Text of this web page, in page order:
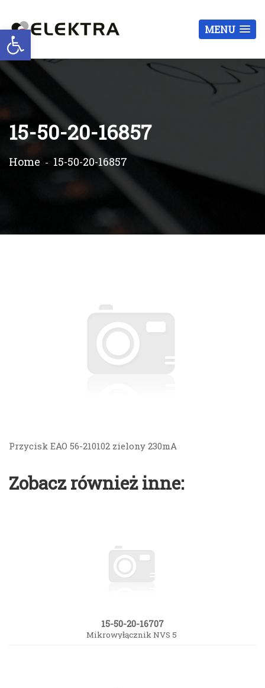
Otwórz pasek narzędzi MENU
15-50-20-16857
Home 15-50-20-16857
Przycisk EAO 56-210102 zielony 230mA
Zobacz również inne:
15-50-20-16707
Mikrowyłącznik NVS 5